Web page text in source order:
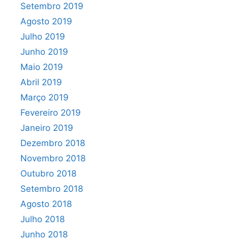
Setembro 2019
Agosto 2019
Julho 2019
Junho 2019
Maio 2019
Abril 2019
Março 2019
Fevereiro 2019
Janeiro 2019
Dezembro 2018
Novembro 2018
Outubro 2018
Setembro 2018
Agosto 2018
Julho 2018
Junho 2018